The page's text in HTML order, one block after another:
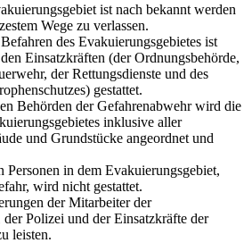
ist nach bekannt werden
Wege zu verlassen.
des Evakuierungsgebietes ist
Einsatzkräften (der Ordnungsbehörde,
der Rettungsdienste und des
gestattet.
Behörden der Gefahrenabwehr wird die
inklusive aller
und Grundstücke angeordnet und
Personen in dem Evakuierungsgebiet,
wird nicht gestattet.
der Mitarbeiter der
Polizei und der Einsatzkräfte der
leisten.